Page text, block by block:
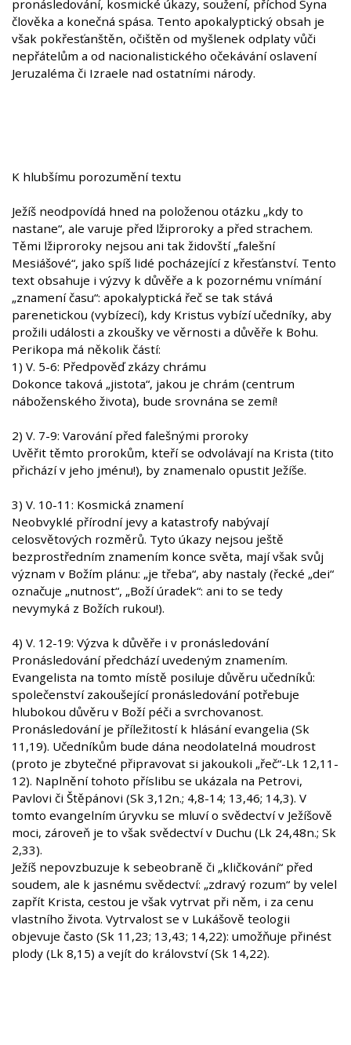
pronásledování, kosmické úkazy, soužení, příchod Syna
člověka a konečná spása. Tento apokalyptický obsah je
však pokřesťanštěn, očištěn od myšlenek odplaty vůči
nepřátelům a od nacionalistického očekávání oslavení
Jeruzaléma či Izraele nad ostatními národy.
K hlubšímu porozumění textu
Ježíš neodpovídá hned na položenou otázku „kdy to
nastane“, ale varuje před lžiproroky a před strachem.
Těmi lžiproroky nejsou ani tak židovští „falešní
Mesiášové“, jako spíš lidé pocházející z křesťanství. Tento
text obsahuje i výzvy k důvěře a k pozornému vnímání
„znamení času“: apokalyptická řeč se tak stává
parenetickou (vybízecí), kdy Kristus vybízí učedníky, aby
prožili události a zkoušky ve věrnosti a důvěře k Bohu.
Perikopa má několik částí:
1) V. 5-6: Předpověď zkázy chrámu
Dokonce taková „jistota“, jakou je chrám (centrum
náboženského života), bude srovnána se zemí!
2) V. 7-9: Varování před falešnými proroky
Uvěřit těmto prorokům, kteří se odvolávají na Krista (tito
přichází v jeho jménu!), by znamenalo opustit Ježíše.
3) V. 10-11: Kosmická znamení
Neobvyklé přírodní jevy a katastrofy nabývají
celosvětových rozměrů. Tyto úkazy nejsou ještě
bezprostředním znamením konce světa, mají však svůj
význam v Božím plánu: „je třeba“, aby nastaly (řecké „dei“
označuje „nutnost“, „Boží úradek“: ani to se tedy
nevymyká z Božích rukou!).
4) V. 12-19: Výzva k důvěře i v pronásledování
Pronásledování předchází uvedeným znamením.
Evangelista na tomto místě posiluje důvěru učedníků:
společenství zakoušející pronásledování potřebuje
hlubokou důvěru v Boží péči a svrchovanost.
Pronásledování je příležitostí k hlásání evangelia (Sk
11,19). Učedníkům bude dána neodolatelná moudrost
(proto je zbytečné připravovat si jakoukoli „řeč“-Lk 12,11-
12). Naplnění tohoto příslibu se ukázala na Petrovi,
Pavlovi či Štěpánovi (Sk 3,12n.; 4,8-14; 13,46; 14,3). V
tomto evangelním úryvku se mluví o svědectví v Ježíšově
moci, zároveň je to však svědectví v Duchu (Lk 24,48n.; Sk
2,33).
Ježíš nepovzbuzuje k sebeobraně či „kličkování“ před
soudem, ale k jasnému svědectví: „zdravý rozum“ by velel
zapřít Krista, cestou je však vytrvat při něm, i za cenu
vlastního života. Vytrvalost se v Lukášově teologii
objevuje často (Sk 11,23; 13,43; 14,22): umožňuje přinést
plody (Lk 8,15) a vejít do království (Sk 14,22).